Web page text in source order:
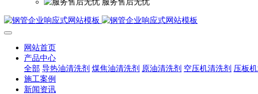
服务售后无忧
网站首页
产品中心
全部 导热油清洗剂 煤焦油清洗剂 原油清洗剂 空压机清洗剂 压板
施工案例
新闻资讯